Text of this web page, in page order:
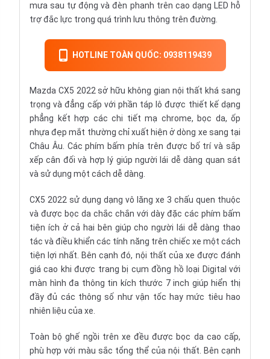
mưa sau tự động và đèn phanh trên cao dạng LED hỗ
trợ đắc lực trong quá trình lưu thông trên đường.
HOTLINE TOÀN QUỐC: 0938119439
Mazda CX5 2022 sở hữu không gian nội thất khá sang
trọng và đẳng cấp với phần táp lô được thiết kế dạng
phẳng kết hợp các chi tiết mạ chrome, bọc da, ốp
nhựa đẹp mắt thường chỉ xuất hiện ở dòng xe sang tại
Châu Âu. Các phím bấm phía trên được bố trí và sắp
xếp cân đối và hợp lý giúp người lái dễ dàng quan sát
và sử dụng một cách dễ dàng.
CX5 2022 sử dụng dạng vô lăng xe 3 chấu quen thuộc
và được bọc da chắc chắn với dày đặc các phím bấm
tiện ích ở cả hai bên giúp cho người lái dễ dàng thao
tác và điều khiển các tính năng trên chiếc xe một cách
tiện lợi nhất. Bên cạnh đó, nội thất của xe được đánh
giá cao khi được trang bị cụm đồng hồ loại Digital với
màn hình đa thông tin kích thước 7 inch giúp hiển thị
đầy đủ các thông số như vận tốc hay mức tiêu hao
nhiên liệu của xe.
Toàn bộ ghế ngồi trên xe đều được bọc da cao cấp,
phù hợp với màu sắc tổng thể của nội thất. Bên cạnh